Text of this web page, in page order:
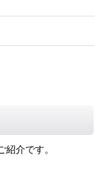
介です。